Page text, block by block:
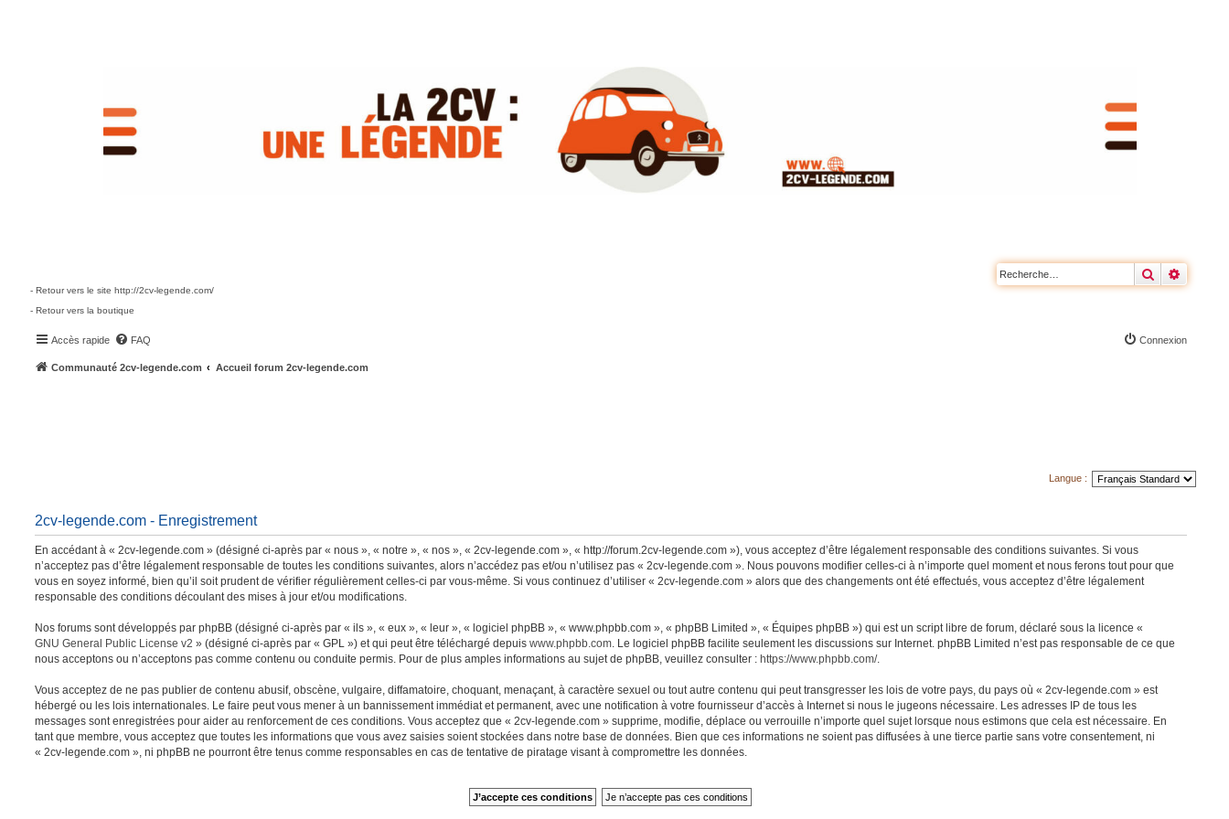
Rechercher
- Retour vers le site http://2cv-legende.com/
- Retour vers la boutique
Accès rapide FAQ Connexion
Communauté 2cv-legende.com Accueil forum 2cv-legende.com
Langue :
2cv-legende.com - Enregistrement
En accédant à « 2cv-legende.com » (désigné ci-après par « nous », « notre », « nos », « 2cv-legende.com », « http://forum.2cv-legende.com »), vous acceptez d’être légalement responsable des conditions suivantes. Si vous
n’acceptez pas d’être légalement responsable de toutes les conditions suivantes, alors n’accédez pas et/ou n’utilisez pas « 2cv-legende.com ». Nous pouvons modifier celles-ci à n’importe quel moment et nous ferons tout pour que
vous en soyez informé, bien qu’il soit prudent de vérifier régulièrement celles-ci par vous-même. Si vous continuez d’utiliser « 2cv-legende.com » alors que des changements ont été effectués, vous acceptez d’être légalement
responsable des conditions découlant des mises à jour et/ou modifications.
Nos forums sont développés par phpBB (désigné ci-après par « ils », « eux », « leur », « logiciel phpBB », « www.phpbb.com », « phpBB Limited », « Équipes phpBB ») qui est un script libre de forum, déclaré sous la licence «
GNU General Public License v2 » (désigné ci-après par « GPL ») et qui peut être téléchargé depuis www.phpbb.com. Le logiciel phpBB facilite seulement les discussions sur Internet. phpBB Limited n’est pas responsable de ce que
nous acceptons ou n’acceptons pas comme contenu ou conduite permis. Pour de plus amples informations au sujet de phpBB, veuillez consulter : https://www.phpbb.com/.
Vous acceptez de ne pas publier de contenu abusif, obscène, vulgaire, diffamatoire, choquant, menaçant, à caractère sexuel ou tout autre contenu qui peut transgresser les lois de votre pays, du pays où « 2cv-legende.com » est
hébergé ou les lois internationales. Le faire peut vous mener à un bannissement immédiat et permanent, avec une notification à votre fournisseur d’accès à Internet si nous le jugeons nécessaire. Les adresses IP de tous les
messages sont enregistrées pour aider au renforcement de ces conditions. Vous acceptez que « 2cv-legende.com » supprime, modifie, déplace ou verrouille n’importe quel sujet lorsque nous estimons que cela est nécessaire. En
tant que membre, vous acceptez que toutes les informations que vous avez saisies soient stockées dans notre base de données. Bien que ces informations ne soient pas diffusées à une tierce partie sans votre consentement, ni
« 2cv-legende.com », ni phpBB ne pourront être tenus comme responsables en cas de tentative de piratage visant à compromettre les données.